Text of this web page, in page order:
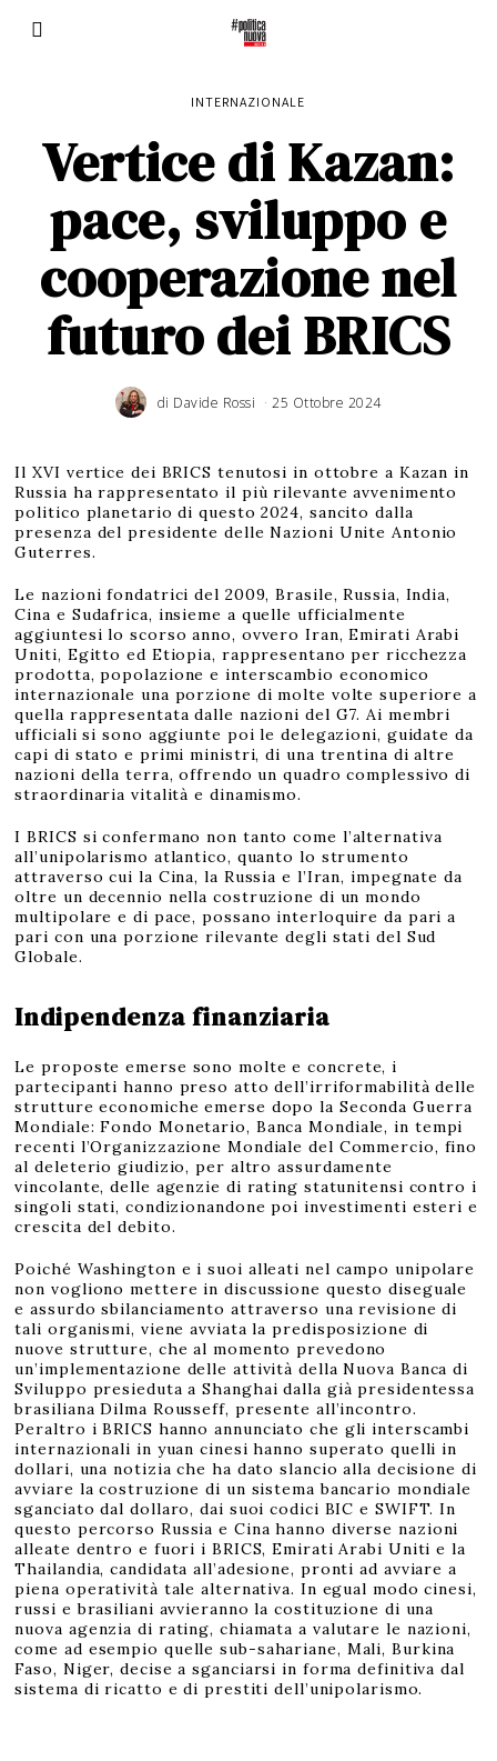
INTERNAZIONALE
Vertice di Kazan:
pace, sviluppo e
cooperazione nel
futuro dei BRICS
di Davide Rossi 25 Ottobre 2024
Il XVI vertice dei BRICS tenutosi in ottobre a Kazan in
Russia ha rappresentato il più rilevante avvenimento
politico planetario di questo 2024, sancito dalla
presenza del presidente delle Nazioni Unite Antonio
Guterres.
Le nazioni fondatrici del 2009, Brasile, Russia, India,
Cina e Sudafrica, insieme a quelle ufficialmente
aggiuntesi lo scorso anno, ovvero Iran, Emirati Arabi
Uniti, Egitto ed Etiopia, rappresentano per ricchezza
prodotta, popolazione e interscambio economico
internazionale una porzione di molte volte superiore a
quella rappresentata dalle nazioni del G7. Ai membri
ufficiali si sono aggiunte poi le delegazioni, guidate da
capi di stato e primi ministri, di una trentina di altre
nazioni della terra, offrendo un quadro complessivo di
straordinaria vitalità e dinamismo.
I BRICS si confermano non tanto come l’alternativa
all’unipolarismo atlantico, quanto lo strumento
attraverso cui la Cina, la Russia e l’Iran, impegnate da
oltre un decennio nella costruzione di un mondo
multipolare e di pace, possano interloquire da pari a
pari con una porzione rilevante degli stati del Sud
Globale.
Indipendenza finanziaria
Le proposte emerse sono molte e concrete, i
partecipanti hanno preso atto dell’irriformabilità delle
strutture economiche emerse dopo la Seconda Guerra
Mondiale: Fondo Monetario, Banca Mondiale, in tempi
recenti l’Organizzazione Mondiale del Commercio, fino
al deleterio giudizio, per altro assurdamente
vincolante, delle agenzie di rating statunitensi contro i
singoli stati, condizionandone poi investimenti esteri e
crescita del debito.
Poiché Washington e i suoi alleati nel campo unipolare
non vogliono mettere in discussione questo diseguale
e assurdo sbilanciamento attraverso una revisione di
tali organismi, viene avviata la predisposizione di
nuove strutture, che al momento prevedono
un’implementazione delle attività della Nuova Banca di
Sviluppo presieduta a Shanghai dalla già presidentessa
brasiliana Dilma Rousseff, presente all’incontro.
Peraltro i BRICS hanno annunciato che gli interscambi
internazionali in yuan cinesi hanno superato quelli in
dollari, una notizia che ha dato slancio alla decisione di
avviare la costruzione di un sistema bancario mondiale
sganciato dal dollaro, dai suoi codici BIC e SWIFT. In
questo percorso Russia e Cina hanno diverse nazioni
alleate dentro e fuori i BRICS, Emirati Arabi Uniti e la
Thailandia, candidata all’adesione, pronti ad avviare a
piena operatività tale alternativa. In egual modo cinesi,
russi e brasiliani avvieranno la costituzione di una
nuova agenzia di rating, chiamata a valutare le nazioni,
come ad esempio quelle sub-sahariane, Mali, Burkina
Faso, Niger, decise a sganciarsi in forma definitiva dal
sistema di ricatto e di prestiti dell’unipolarismo.